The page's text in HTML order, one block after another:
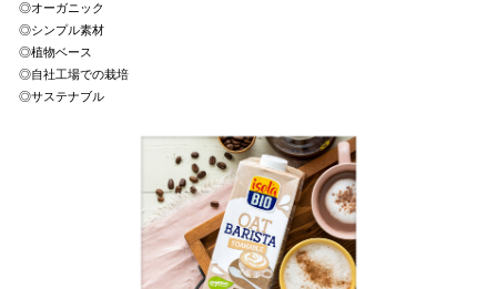
◎オーガニック
◎シンプル素材
◎植物ベース
◎自社工場での栽培
◎サステナブル